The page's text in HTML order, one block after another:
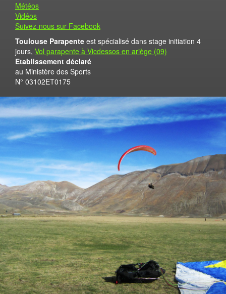
Météos
Vidéos
Suivez-nous sur Facebook
Toulouse Parapente est spécialisé dans stage initiation 4
jours, Vol parapente à Vicdessos en ariège (09)
Etablissement déclaré
au Ministère des Sports
N° 03102ET0175